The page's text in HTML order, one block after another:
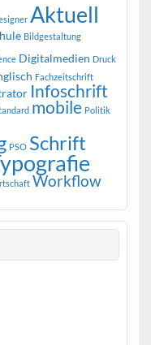
Aktuell
Bildgestaltung
Digitalmedien Druck
Fachzeitschrift
Infoschrift
mobile Politik
PSO Schrift
Workflow